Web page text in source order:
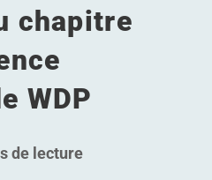
chapitre
WDP
de lecture